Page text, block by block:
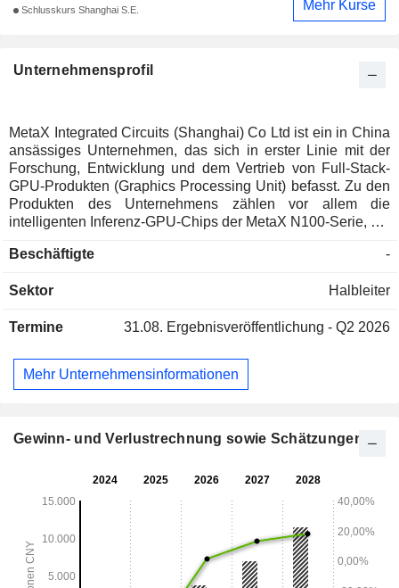
Unternehmensprofil
MetaX Integrated Circuits (Shanghai) Co Ltd ist ein in China
ansässiges Unternehmen, das sich in erster Linie mit der
Forschung, Entwicklung und dem Vertrieb von Full-Stack-
GPU-Produkten (Graphics Processing Unit) befasst. Zu den
Produkten des Unternehmens zählen vor allem die
intelligenten Inferenz-GPU-Chips der MetaX N100-Serie, die
C500-Serie, die GPU-Server der N260-Serie sowie gekühlte
Training und die Inferenz im Bereich der künstlichen
Grafikwiedergabe eingesetzt. Das Unternehmen ist zudem
und Rechenplattformen rund um seine GPU-Chips tätig.
Beschäftigte -
Sektor Halbleiter
Termine 31.08. Ergebnisveröffentlichung - Q2 2026
Mehr Unternehmensinformationen
Schlusskurs Shanghai S.E. Mehr Kurse
Gewinn- und Verlustrechnung sowie Schätzungen